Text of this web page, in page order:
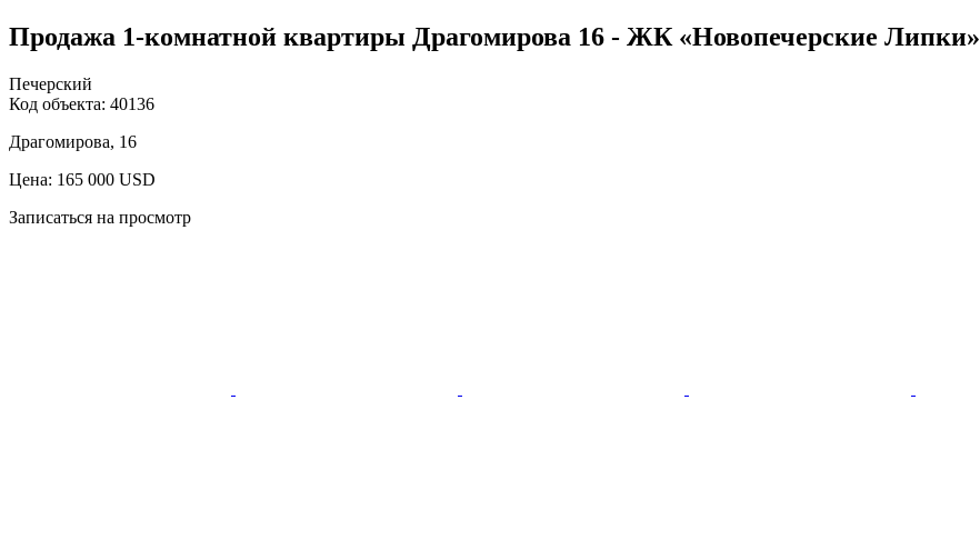
Продажа 1-комнатной квартиры Драгомирова 16 - ЖК «Новопечерские Липки»
Печерский
Код объекта: 40136
Драгомирова, 16
Цена: 165 000 USD
Записаться на просмотр